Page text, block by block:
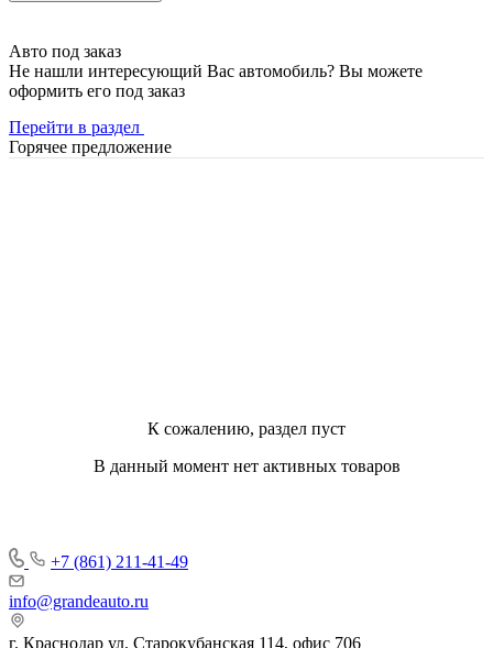
Авто под заказ
Не нашли интересующий Вас автомобиль? Вы можете
оформить его под заказ
Перейти в раздел
Горячее предложение
К сожалению, раздел пуст
В данный момент нет активных товаров
+7 (861) 211-41-49
info@grandeauto.ru
г. Краснодар ул. Старокубанская 114, офис 706